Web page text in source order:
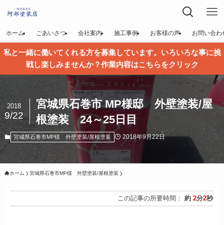
ホーム ごあいさつ 会社案内 施工事例 お客様の声 お問い合わ
私と一緒に働いてくれる方を募集しています。いろいろな事に挑
戦し楽しみませんか？作業内容はこちらをクリック
宮城県石巻市 MP様邸 外壁塗装/屋
根塗装 24～25日目
2018
9/22
宮城県石巻市MP様 外壁塗装/屋根塗装 2018年9月22日
ホーム 宮城県石巻市MP様 外壁塗装/屋根塗装
この記事の所要時間： 約 2分2秒